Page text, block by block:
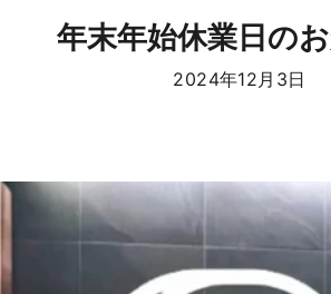
年末年始休業日の
2024年12月3日